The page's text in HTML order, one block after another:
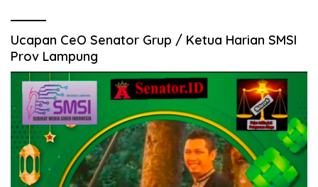
Ucapan CeO Senator Grup / Ketua Harian SMSI
Prov Lampung